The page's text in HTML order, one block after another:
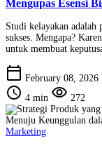
Mengupas Esensi
Studi kelayakan adalah
sukses. Mengapa?
untuk membuat
calendar_today February 08, 2026
schedule 4 min visibility 272
Marketing